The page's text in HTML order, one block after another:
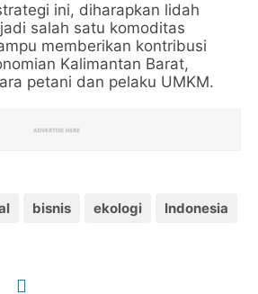
ini, diharapkan lidah
salah satu komoditas
memberikan kontribusi
Kalimantan Barat,
petani dan pelaku UMKM.
bisnis ekologi
Indonesia